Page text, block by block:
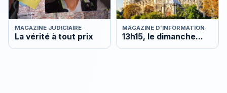
MAGAZINE JUDICIAIRE
La vérité à tout prix
MAGAZINE D'INFORMATION
13h15, le dimanche...